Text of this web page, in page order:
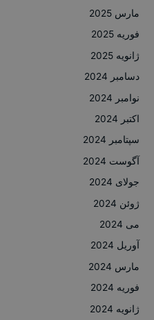
مارس 2025
فوریه 2025
ژانویه 2025
دسامبر 2024
نوامبر 2024
اکتبر 2024
سپتامبر 2024
آگوست 2024
جولای 2024
ژوئن 2024
می 2024
آوریل 2024
مارس 2024
فوریه 2024
ژانویه 2024